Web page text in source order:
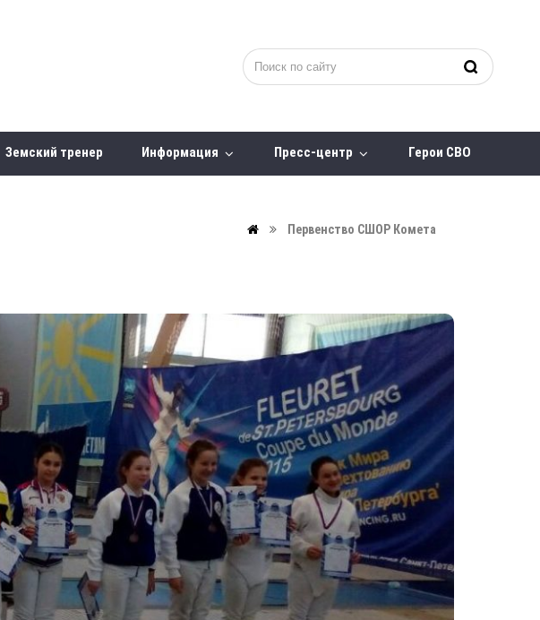
Земский тренер Информация Пресс-центр Герои СВО
Первенство СШОР Комета